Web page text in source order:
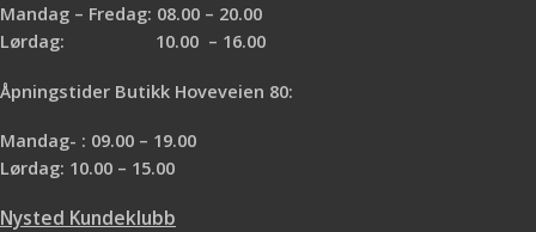
Mandag – Fredag: 08.00 – 20.00
Lørdag: 10.00 – 16.00
Åpningstider Butikk Hoveveien 80:
Mandag- : 09.00 – 19.00
Lørdag: 10.00 – 15.00
Nysted Kundeklubb